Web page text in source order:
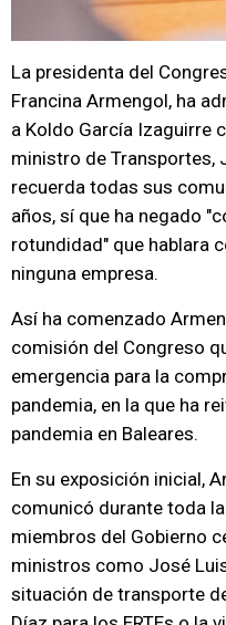
La presidenta del
Francina Armengol, ha
a Koldo García Izaguirre
ministro de Transportes,
recuerda todas sus
años, sí que ha negado
rotundidad" que hablara
ninguna empresa.
Así ha comenzado
comisión del Congreso
emergencia para la
pandemia, en la que ha
pandemia en Baleares.
En su exposición inicial,
comunicó durante toda
miembros del Gobierno
ministros como José
situación de transporte